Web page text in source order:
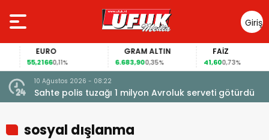
Giriş
Yap
EURO
55,21660,11%
GRAM ALTIN
6.683,900,35%
FAİZ
41,600,73%
10 Ağustos 2026 - 08:22
Sahte polis tuzağı 1 milyon Avroluk serveti götürdü
sosyal dışlanma